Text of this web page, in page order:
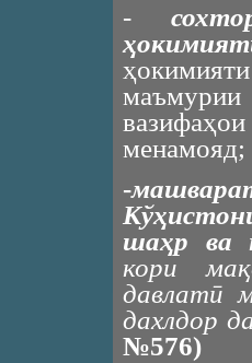
-
менамояд;
-
шаҳр ва
кори
давлатӣ
дахлдор
№576)